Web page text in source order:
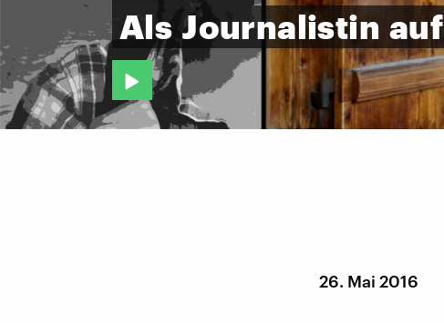
Als Journalistin auf
26. Mai 2016